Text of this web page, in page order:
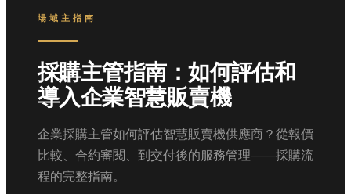
場域主指南
採購主管指南：如何評估和
導入企業智慧販賣機
企業採購主管如何評估智慧販賣機供應商？從報價
比較、合約審閱、到交付後的服務管理——採購流
程的完整指南。